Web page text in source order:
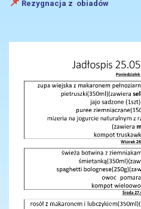
Rezygnacja z obiadów